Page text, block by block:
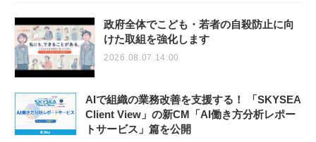
政府全体でこども・若者の自殺防止に向
けた取組を強化します
2026.08.07 14:00
AIで組織の業務改善を支援する！ 「SKYSEA
Client View」の新CM「AI働き方分析レポー
トサービス」篇を公開